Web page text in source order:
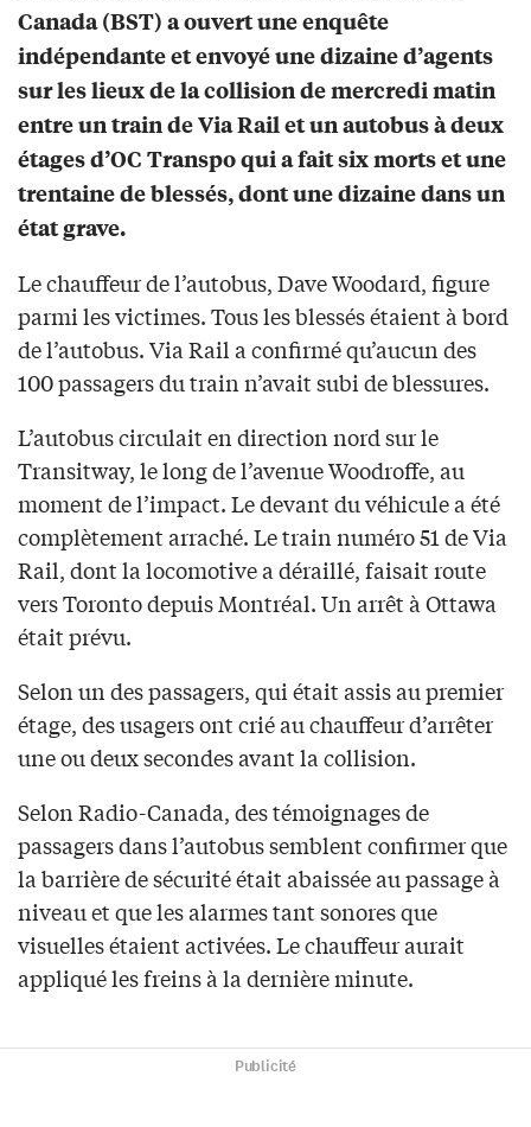
Canada (BST) a ouvert une enquête
indépendante et envoyé une dizaine d’agents
sur les lieux de la collision de mercredi matin
entre un train de Via Rail et un autobus à deux
étages d’OC Transpo qui a fait six morts et une
trentaine de blessés, dont une dizaine dans un
état grave.
Le chauffeur de l’autobus, Dave Woodard, figure
parmi les victimes. Tous les blessés étaient à bord
de l’autobus. Via Rail a confirmé qu’aucun des
100 passagers du train n’avait subi de blessures.
L’autobus circulait en direction nord sur le
Transitway, le long de l’avenue Woodroffe, au
moment de l’impact. Le devant du véhicule a été
complètement arraché. Le train numéro 51 de Via
Rail, dont la locomotive a déraillé, faisait route
vers Toronto depuis Montréal. Un arrêt à Ottawa
était prévu.
Selon un des passagers, qui était assis au premier
étage, des usagers ont crié au chauffeur d’arrêter
une ou deux secondes avant la collision.
Selon Radio-Canada, des témoignages de
passagers dans l’autobus semblent confirmer que
la barrière de sécurité était abaissée au passage à
niveau et que les alarmes tant sonores que
visuelles étaient activées. Le chauffeur aurait
appliqué les freins à la dernière minute.
Publicité